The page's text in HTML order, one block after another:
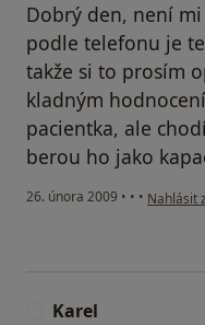
Dobrý den, není mi
podle telefonu je
takže si to prosím
kladným
pacientka, ale
berou ho jako
26. února 2009 • • • podle
Nahlásit
Karel